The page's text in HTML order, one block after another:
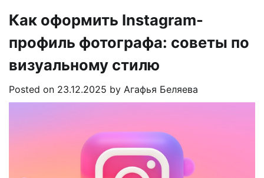
Как оформить Instagram-
профиль фотографа: советы по
визуальному стилю
Posted on 23.12.2025 by Агафья Беляева